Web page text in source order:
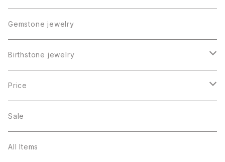
Gemstone jewelry
Birthstone jewelry
１月・ガーネット
２月・アメジスト
３月・アクアマリン
Price
～5000円
～10000円
Sale
All Items